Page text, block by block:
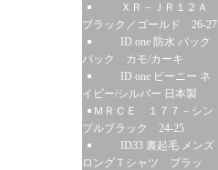
ＸＲ－ＪＲ１２Ａ
ブラック／ゴールド 26-27
ID one 防水 バック
パック カモ/カーキ
ID one ビーニー ネ
イビー/シルバー 日本製
ＭＲＣＥ １７７－シン
プルブラック 24-25
ID33 裏起毛 メンズ
ロングＴシャツ ブラッ